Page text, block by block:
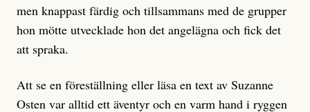
men knappast färdig och tillsammans med de grupper
hon mötte utvecklade hon det angelägna och fick det
att spraka.
Att se en föreställning eller läsa en text av Suzanne
Osten var alltid ett äventyr och en varm hand i ryggen